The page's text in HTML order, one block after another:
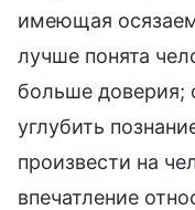
имеющая
лучше понята
больше
углубить
произвести на
впечатление